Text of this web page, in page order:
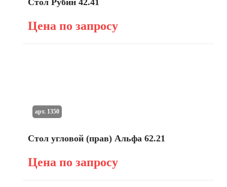
Стол Рубин 42.41
Цена по запросу
Стол угловой (прав) Альфа 62.21
Цена по запросу
арт. 1350